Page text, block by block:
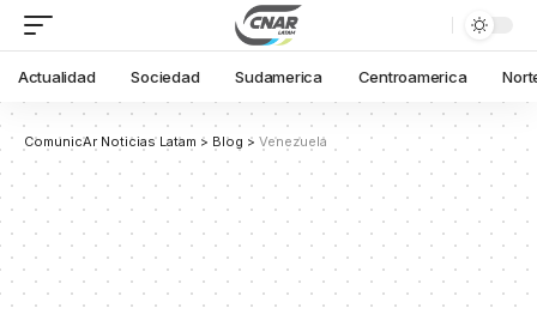
Actualidad Sociedad Sudamerica Centroamerica
ComunicAr Noticias Latam > Blog > Venezuela